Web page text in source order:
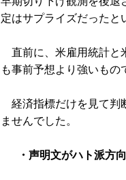
定はサプライズだったと
直前に、米雇用統計と
も事前予想より強いもの
経済指標だけを見て判
ませんでした。
・声明文がハト派方